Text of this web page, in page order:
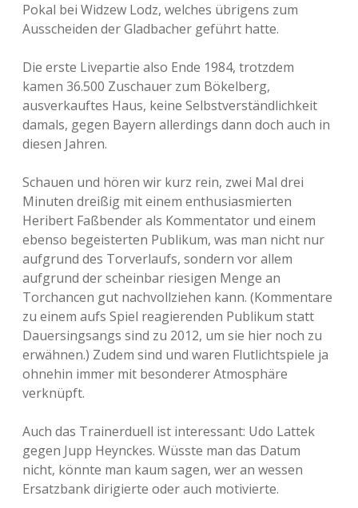
Pokal bei Widzew Lodz, welches übrigens zum
Ausscheiden der Gladbacher geführt hatte.
Die erste Livepartie also Ende 1984, trotzdem
kamen 36.500 Zuschauer zum Bökelberg,
ausverkauftes Haus, keine Selbstverständlichkeit
damals, gegen Bayern allerdings dann doch auch in
diesen Jahren.
Schauen und hören wir kurz rein, zwei Mal drei
Minuten dreißig mit einem enthusiasmierten
Heribert Faßbender als Kommentator und einem
ebenso begeisterten Publikum, was man nicht nur
aufgrund des Torverlaufs, sondern vor allem
aufgrund der scheinbar riesigen Menge an
Torchancen gut nachvollziehen kann. (Kommentare
zu einem aufs Spiel reagierenden Publikum statt
Dauersingsangs sind zu 2012, um sie hier noch zu
erwähnen.) Zudem sind und waren Flutlichtspiele ja
ohnehin immer mit besonderer Atmosphäre
verknüpft.
Auch das Trainerduell ist interessant: Udo Lattek
gegen Jupp Heynckes. Wüsste man das Datum
nicht, könnte man kaum sagen, wer an wessen
Ersatzbank dirigierte oder auch motivierte.